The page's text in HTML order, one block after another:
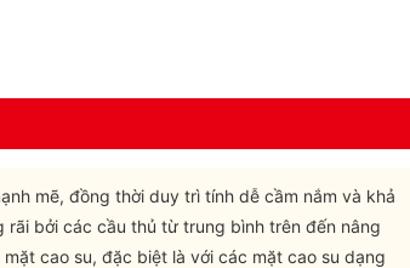
mẽ, đồng thời duy trì tính dễ cầm nắm và khả
bởi các cầu thủ từ trung bình trên đến nâng
cao su, đặc biệt là với các mặt cao su dạng